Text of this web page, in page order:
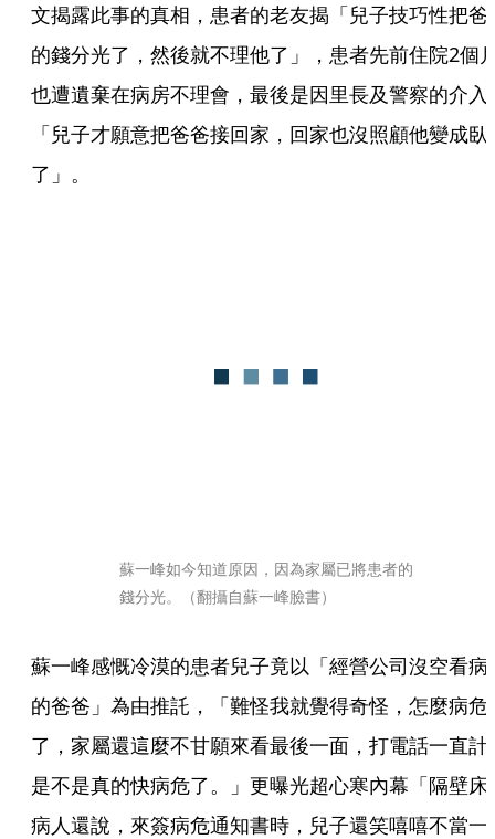
文揭露此事的真相，患者的老友揭「兒子技巧性把爸
的錢分光了，然後就不理他了」，患者先前住院2個
也遭遺棄在病房不理會，最後是因里長及警察的介入
「兒子才願意把爸爸接回家，回家也沒照顧他變成臥
了」。
蘇一峰如今知道原因，因為家屬已將患者的
錢分光。（翻攝自蘇一峰臉書）
蘇一峰感慨冷漠的患者兒子竟以「經營公司沒空看病
的爸爸」為由推託，「難怪我就覺得奇怪，怎麼病危
了，家屬還這麼不甘願來看最後一面，打電話一直計
是不是真的快病危了。」更曝光超心寒內幕「隔壁床
病人還說，來簽病危通知書時，兒子還笑嘻嘻不當一